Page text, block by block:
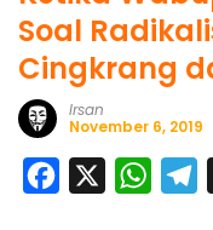
Soal
Cingkrang
Irsan
November 6, 2019
W